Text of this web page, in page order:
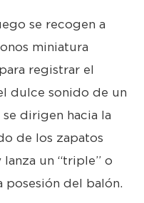
se recogen a
miniatura
registrar el
dulce sonido de un
dirigen hacia la
de los zapatos
un “triple” o
posesión del balón.